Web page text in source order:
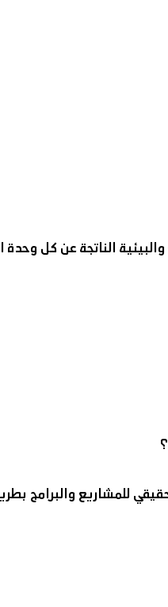
الناتجة عن كل وحدة
للمشاريع والبرامج